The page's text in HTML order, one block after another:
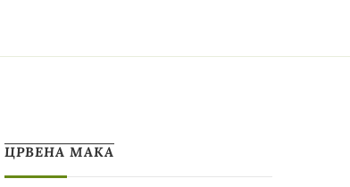
ЦРВЕНА МАКА